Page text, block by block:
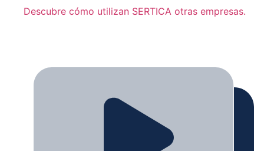
Descubre cómo utilizan SERTICA otras empresas.